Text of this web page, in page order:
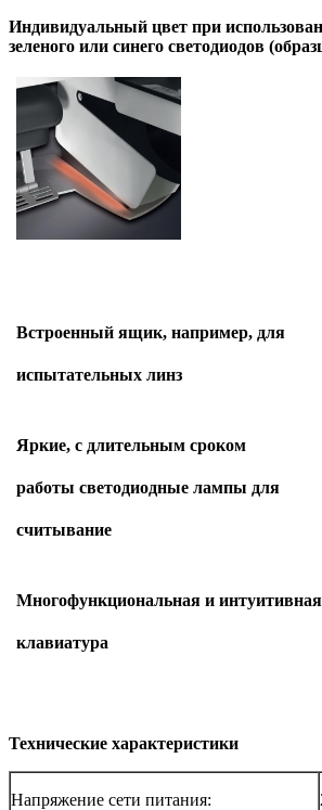
Индивидуальный цвет при
зеленого или синего светодиодов
Встроенный ящик, например, для
испытательных линз
Яркие, с длительным сроком
работы светодиодные лампы для
считывание
Многофункциональная и интуитивная
клавиатура
Технические характеристики
Напряжение сети питания: